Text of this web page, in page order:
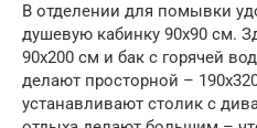
В отделении для помывки
душевую кабинку 90х90 см.
90х200 см и бак с горячей
делают просторной –
устанавливают столик с